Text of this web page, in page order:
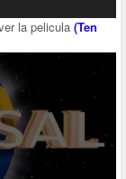
la pelicula(Ten